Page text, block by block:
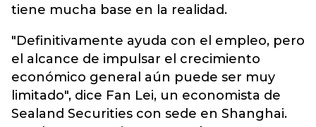
tiene mucha base en la realidad.
"Definitivamente ayuda con el empleo, pero
el alcance de impulsar el crecimiento
económico general aún puede ser muy
limitado", dice Fan Lei, un economista de
Sealand Securities con sede en Shanghai.